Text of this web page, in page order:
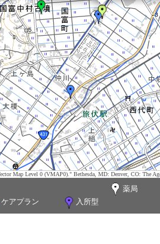
Map Level 0 (VMAP0)." Bethesda, MD: Denver, CO: The
薬局
ケアプラン 入所型